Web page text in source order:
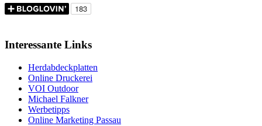
Interessante Links
Herdabdeckplatten
Online Druckerei
VOI Outdoor
Michael Falkner
Werbetipps
Online Marketing Passau